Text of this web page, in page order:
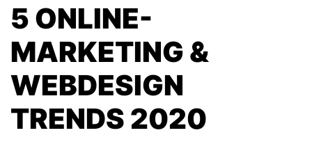
5 ONLINE-
MARKETING &
WEBDESIGN
TRENDS 2020